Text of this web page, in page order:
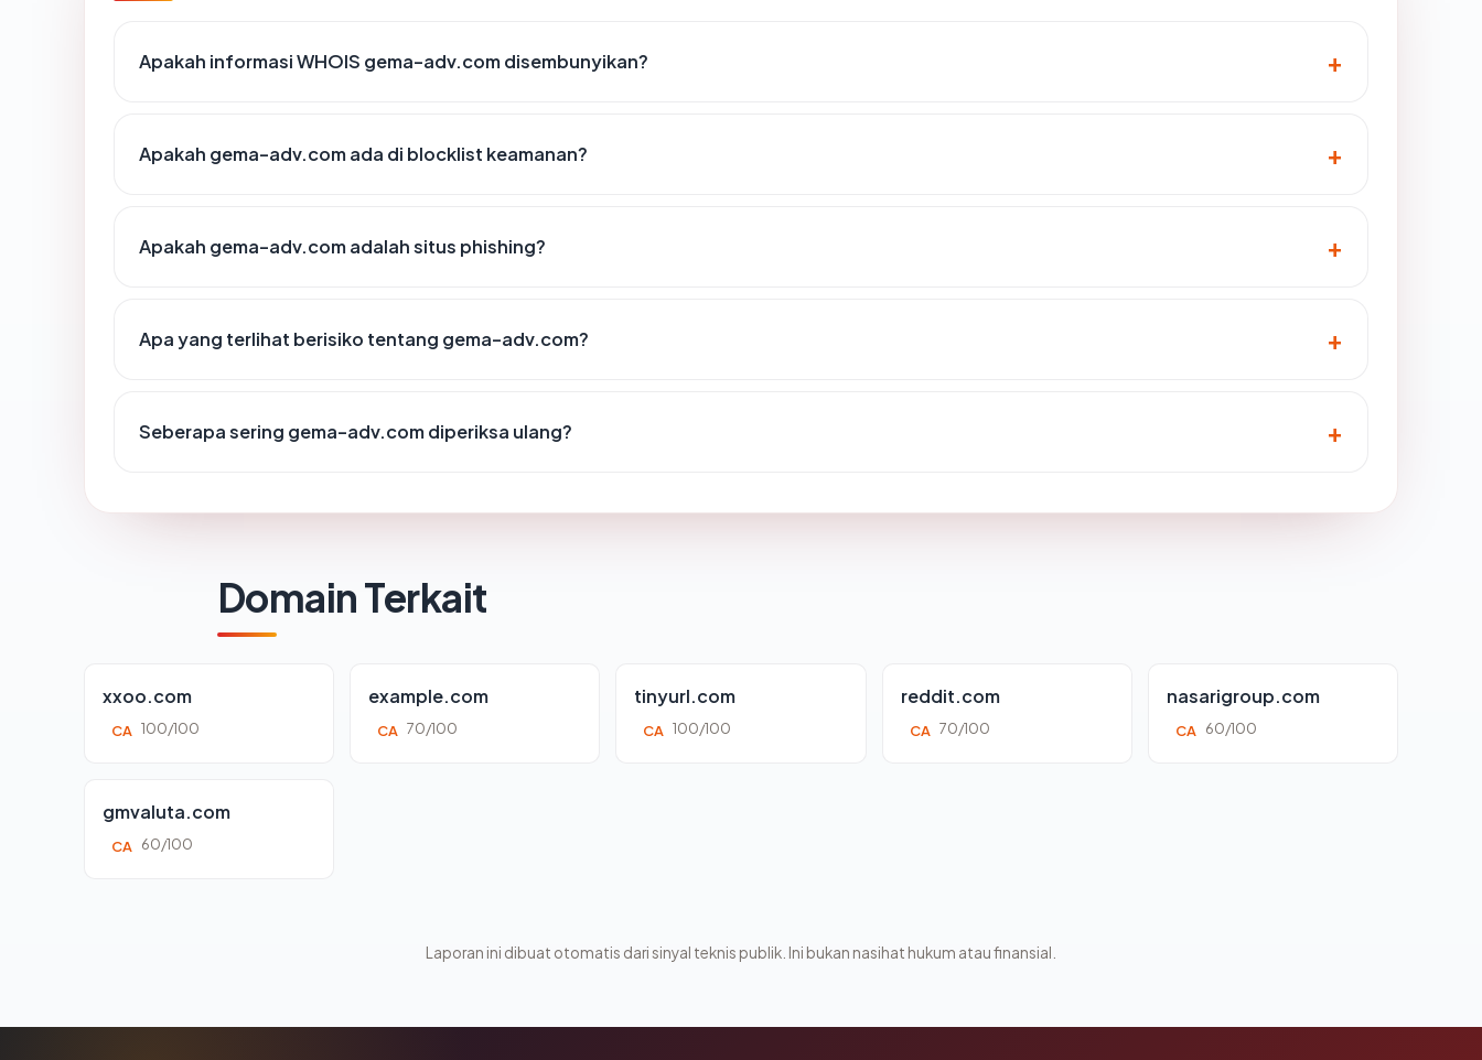
Apakah informasi WHOIS gema-adv.com disembunyikan?
Apakah gema-adv.com ada di blocklist keamanan?
Apakah gema-adv.com adalah situs phishing?
Apa yang terlihat berisiko tentang gema-adv.com?
Seberapa sering gema-adv.com diperiksa ulang?
Domain Terkait
xxoo.com
CA 100/100
example.com
CA 70/100
tinyurl.com
CA 100/100
reddit.com
CA 70/100
nasarigroup.com
CA 60/100
gmvaluta.com
CA 60/100
Laporan ini dibuat otomatis dari sinyal teknis publik. Ini bukan nasihat hukum atau finansial.